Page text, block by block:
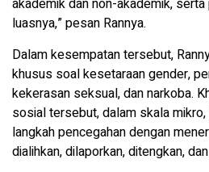
akademik dan non-akademik,
luasnya,” pesan Rannya.
Dalam kesempatan tersebut,
khusus soal kesetaraan gender,
kekerasan seksual, dan narkoba.
sosial tersebut, dalam skala
langkah pencegahan dengan
dialihkan, dilaporkan, ditengkan,